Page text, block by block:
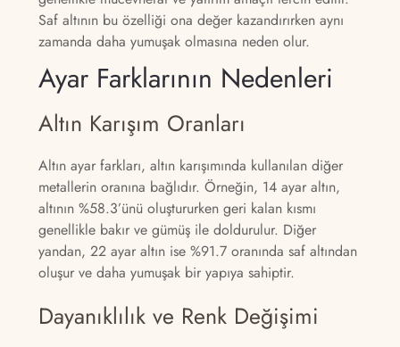
Saf altının bu özelliği ona değer kazandırırken aynı
zamanda daha yumuşak olmasına neden olur.
Ayar Farklarının Nedenleri
Altın Karışım Oranları
Altın ayar farkları, altın karışımında kullanılan diğer
metallerin oranına bağlıdır. Örneğin, 14 ayar altın,
altının %58.3’ünü oluştururken geri kalan kısmı
genellikle bakır ve gümüş ile doldurulur. Diğer
yandan, 22 ayar altın ise %91.7 oranında saf altından
oluşur ve daha yumuşak bir yapıya sahiptir.
Dayanıklılık ve Renk Değişimi